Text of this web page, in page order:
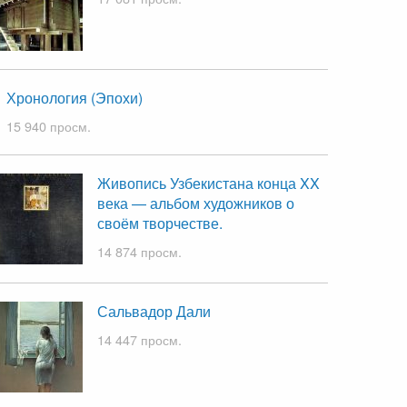
Хронология (Эпохи)
15 940 просм.
Живопись Узбекистана конца XX
века — альбом художников о
своём творчестве.
14 874 просм.
Сальвадор Дали
14 447 просм.